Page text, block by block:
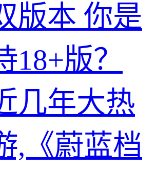
版本 你是
18+版？
几年大热
,《蔚蓝档